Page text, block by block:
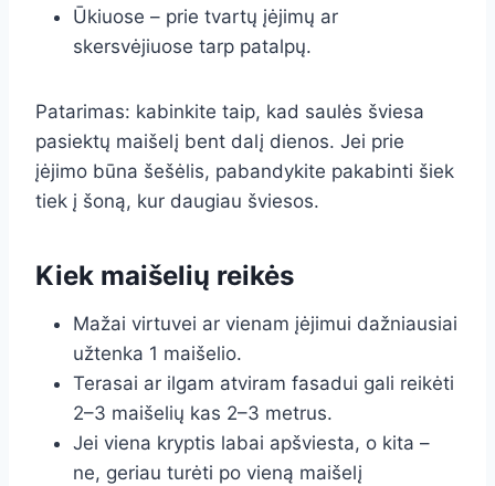
Ūkiuose – prie tvartų įėjimų ar
skersvėjiuose tarp patalpų.
Patarimas: kabinkite taip, kad saulės šviesa
pasiektų maišelį bent dalį dienos. Jei prie
įėjimo būna šešėlis, pabandykite pakabinti šiek
tiek į šoną, kur daugiau šviesos.
Kiek maišelių reikės
Mažai virtuvei ar vienam įėjimui dažniausiai
užtenka 1 maišelio.
Terasai ar ilgam atviram fasadui gali reikėti
2–3 maišelių kas 2–3 metrus.
Jei viena kryptis labai apšviesta, o kita –
ne, geriau turėti po vieną maišelį